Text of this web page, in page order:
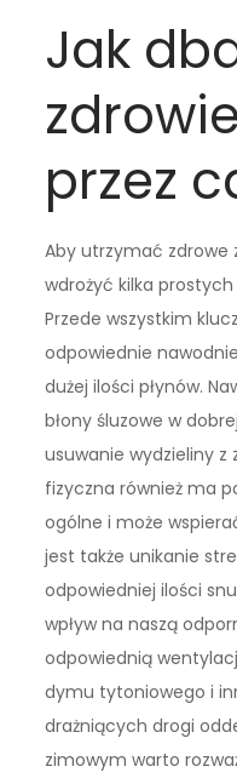
Jak
przez
Aby utrzymać zdrowe
wdrożyć kilka
Przede wszystkim
odpowiednie
dużej ilości płynów.
błony śluzowe w
usuwanie wydzieliny z
fizyczna również ma
ogólne i może
jest także unikanie
odpowiedniej ilości
wpływ na naszą
odpowiednią
dymu tytoniowego i
drażniących drogi
zimowym warto